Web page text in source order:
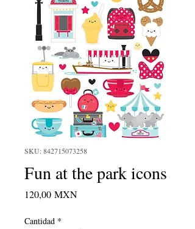
SKU: 842715073258
Fun at the park icons
120,00 MXNPrecio
Cantidad *